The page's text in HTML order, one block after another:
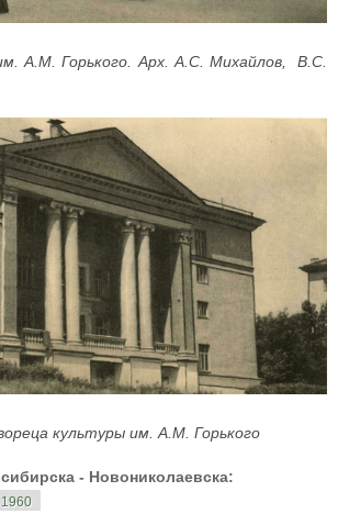
А.М. Горького. Арх. А.С. Михайлов, В.С.
культуры им. А.М. Горького
- Новониколаевска: